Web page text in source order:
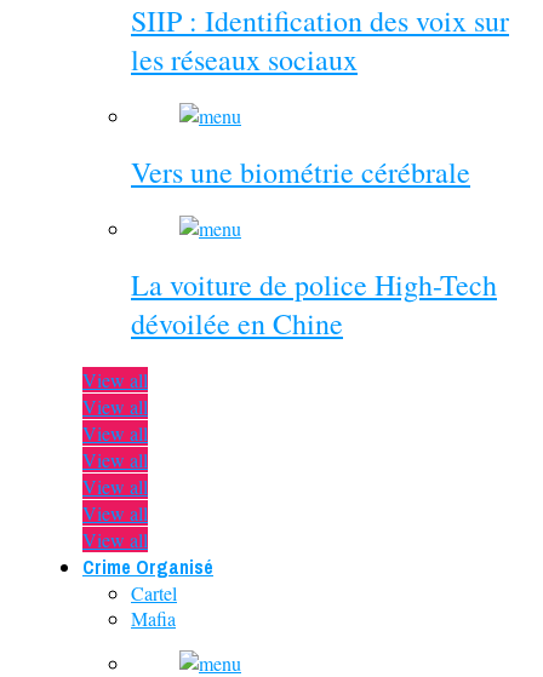
SIIP : Identification des voix sur
les réseaux sociaux
Vers une biométrie cérébrale
La voiture de police High-Tech
dévoilée en Chine
View all
View all
View all
View all
View all
View all
View all
Crime Organisé
Cartel
Mafia